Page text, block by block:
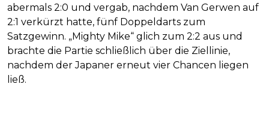
abermals 2:0 und vergab, nachdem Van Gerwen auf
2:1 verkürzt hatte, fünf Doppeldarts zum
Satzgewinn. „Mighty Mike“ glich zum 2:2 aus und
brachte die Partie schließlich über die Ziellinie,
nachdem der Japaner erneut vier Chancen liegen
ließ.